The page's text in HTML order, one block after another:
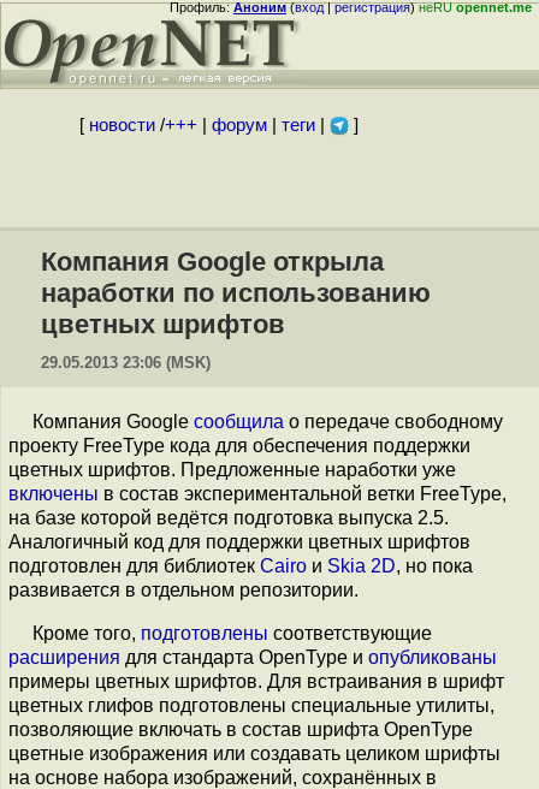
Профиль:Аноним(вход|регистрация)неRUopennet.me
[ новости/+++ форум| теги| ]
Компания Google открыла
наработки по использованию
цветных шрифтов
29.05.2013 23:06 (MSK)
Компания Google сообщила о передаче свободному
проекту FreeType кода для обеспечения поддержки
цветных шрифтов. Предложенные наработки уже
включены в состав экспериментальной ветки FreeType,
на базе которой ведётся подготовка выпуска 2.5.
Аналогичный код для поддержки цветных шрифтов
подготовлен для библиотек Cairo и Skia 2D, но пока
развивается в отдельном репозитории.
Кроме того, подготовлены соответствующие
расширения для стандарта OpenType и опубликованы
примеры цветных шрифтов. Для встраивания в шрифт
цветных глифов подготовлены специальные утилиты,
позволяющие включать в состав шрифта OpenType
цветные изображения или создавать целиком шрифты
на основе набора изображений, сохранённых в